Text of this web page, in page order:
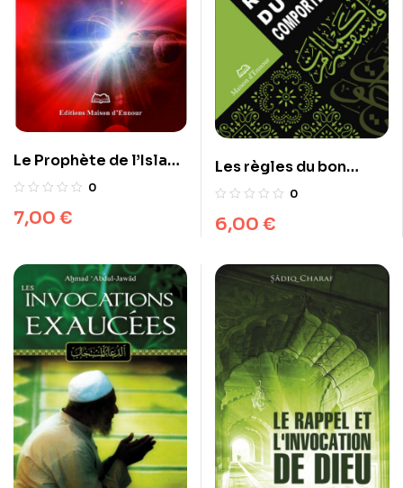
Le Prophète de l’Islam :
Envoyé de Dieu ou
0
7,00 €
Les règles du bon
comportement
0
6,00 €